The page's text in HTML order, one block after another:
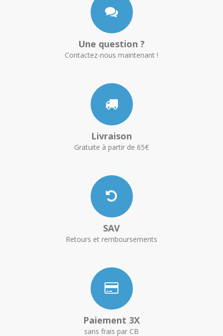
Une question ?
Contactez-nous maintenant !
Livraison
Gratuite à partir de 65€
SAV
Retours et remboursements
Paiement 3X
sans frais par CB